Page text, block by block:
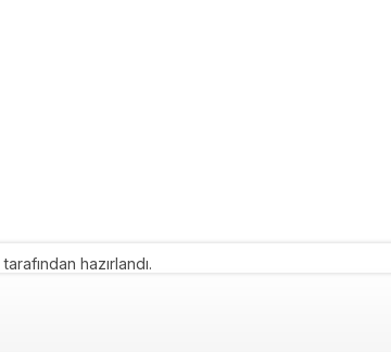
tarafından hazırlandı.